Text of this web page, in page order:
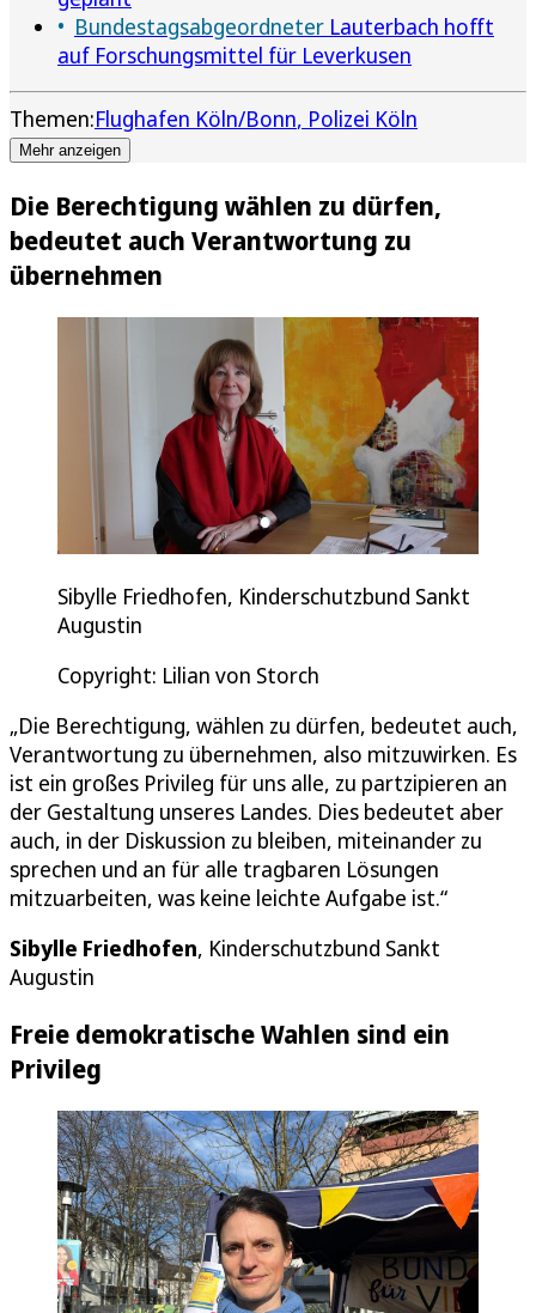
Bundestagsabgeordneter Lauterbach hofft
auf Forschungsmittel für Leverkusen
Themen:Flughafen Köln/Bonn Polizei Köln
Mehr anzeigen
Die Berechtigung wählen zu dürfen,
bedeutet auch Verantwortung zu
übernehmen
Sibylle Friedhofen, Kinderschutzbund Sankt
Augustin
Copyright: Lilian von Storch
„Die Berechtigung, wählen zu dürfen, bedeutet auch,
Verantwortung zu übernehmen, also mitzuwirken. Es
ist ein großes Privileg für uns alle, zu partzipieren an
der Gestaltung unseres Landes. Dies bedeutet aber
auch, in der Diskussion zu bleiben, miteinander zu
sprechen und an für alle tragbaren Lösungen
mitzuarbeiten, was keine leichte Aufgabe ist.“
Sibylle Friedhofen, Kinderschutzbund Sankt
Augustin
Freie demokratische Wahlen sind ein
Privileg